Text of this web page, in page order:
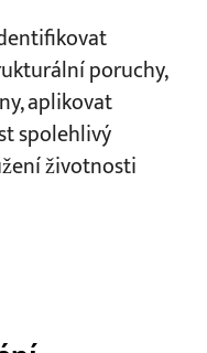
inspekce
kolejnic
poruchy,
aplikovat
spolehlivý
životnosti